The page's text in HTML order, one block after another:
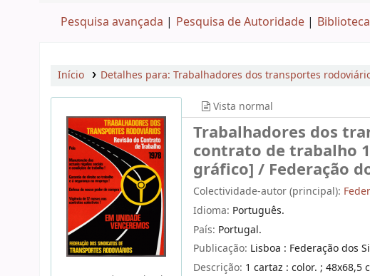
Pesquisa avançada Pesquisa de Autoridade
Início Detalhes para: Trabalhadores dos transportes
Vista normal
Trabalhadores dos
contrato de trabalho
gráfico] / Federação
Colectividade-autor (principal):
Idioma: Português.
País: Portugal.
Publicação: Lisboa : Federação dos
Descrição: 1 cartaz : color. ; 48x68,5